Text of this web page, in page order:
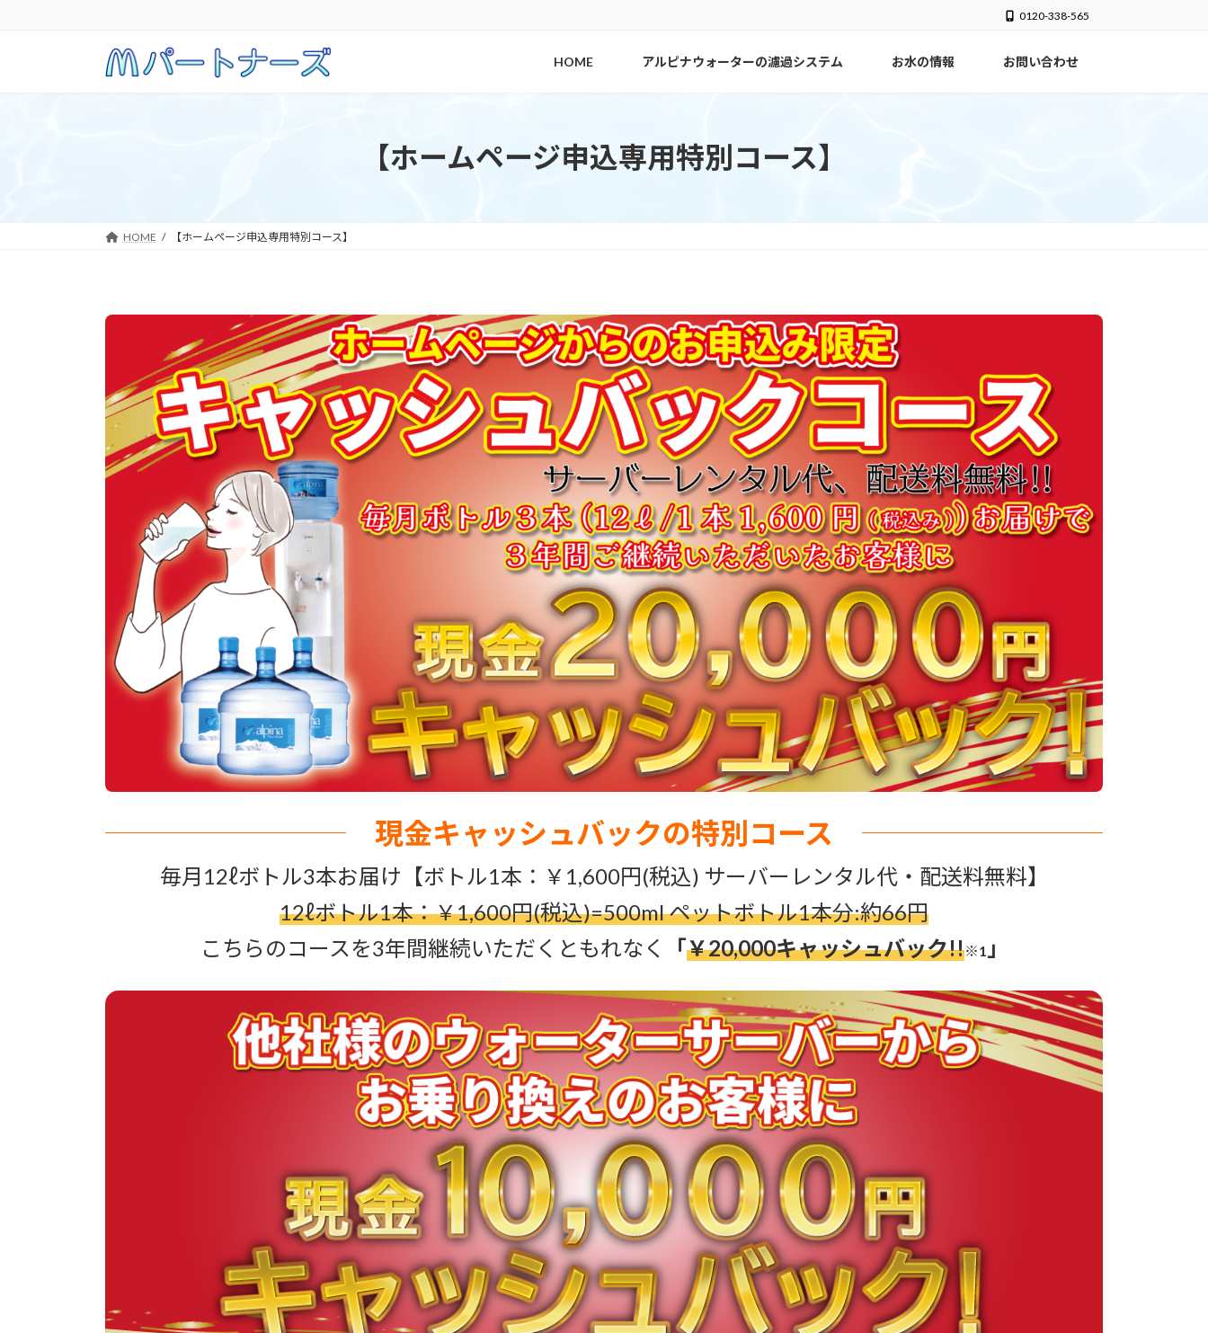
0120-338-565
HOME アルピナウォーターの濾過システム お水の情報 お問い合わせ
【ホームページ申込専用特別コース】
HOME 【ホームページ申込専用特別コース】
現金キャッシュバックの特別コース
毎月12ℓボトル3本お届け【ボトル1本：￥1,600円(税込) サーバーレンタル代・配送料無料】
12ℓボトル1本：￥1,600円(税込)=500ml ペットボトル1本分:約66円
こちらのコースを3年間継続いただくともれなく
「￥20,000キャッシュバック!!※1 」